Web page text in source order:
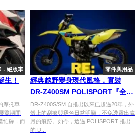
．絕版車
生！
摩托車
覽期間
忙碌，而
零件與用品
經典越野變身現代風格，實裝
DR-Z400SM POLISPORT『全車
殼改裝』套件
DR-Z400S/SM 自推出以來已超過20年，外
殼上的刮痕與褪色日益明顯，不免透露出歲
月的痕跡。如今，透過 POLISPORT 推出
的 D...